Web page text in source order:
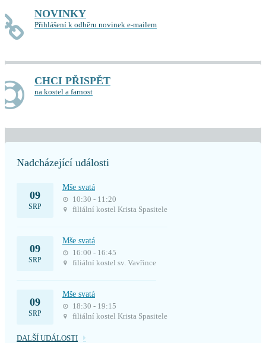
NOVINKY
Přihlášení k odběru novinek e-mailem
CHCI PŘISPĚT
na kostel a farnost
Nadcházející události
09
SRP
Mše svatá
10:30 - 11:20
filiální kostel Krista Spasitele
09
SRP
Mše svatá
16:00 - 16:45
filiální kostel sv. Vavřince
09
SRP
Mše svatá
18:30 - 19:15
filiální kostel Krista Spasitele
DALŠÍ UDÁLOSTI